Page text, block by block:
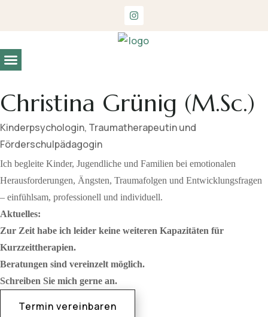
Christina Grünig (M.Sc.)
Kinderpsychologin, Traumatherapeutin und
Förderschulpädagogin
Ich begleite Kinder, Jugendliche und Familien bei emotionalen
Herausforderungen, Ängsten, Traumafolgen und Entwicklungsfragen
– einfühlsam, professionell und individuell.
Aktuelles:
Zur Zeit habe ich leider keine weiteren Kapazitäten für
Kurzzeittherapien.
Beratungen sind vereinzelt möglich.
Schreiben Sie mich gerne an.
Termin vereinbaren